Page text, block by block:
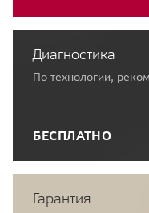
Диагностика
По технологии,
БЕСПЛАТНО
Гарантия